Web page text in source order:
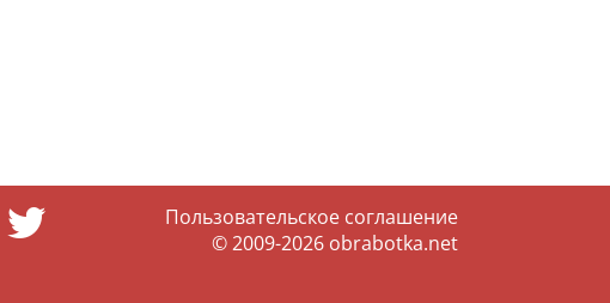
Пользовательское соглашение
© 2009-2026 obrabotka.net